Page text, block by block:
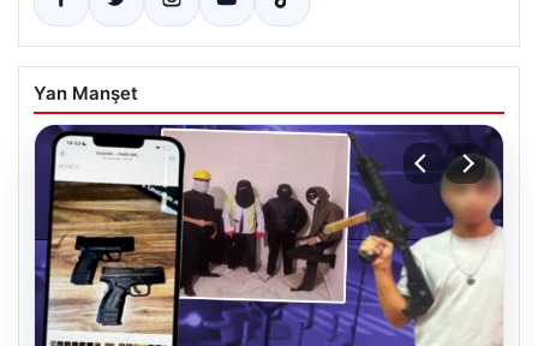
Yan Manşet